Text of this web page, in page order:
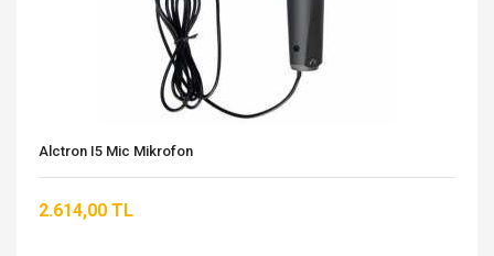
Alctron I5 Mic Mikrofon
2.614,00 TL